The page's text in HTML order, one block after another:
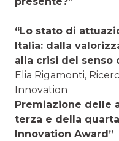
“Lo stato di
Italia: dalla
alla crisi del senso
Elia Rigamonti,
Innovation
Premiazione delle
terza e della
Innovation Award”